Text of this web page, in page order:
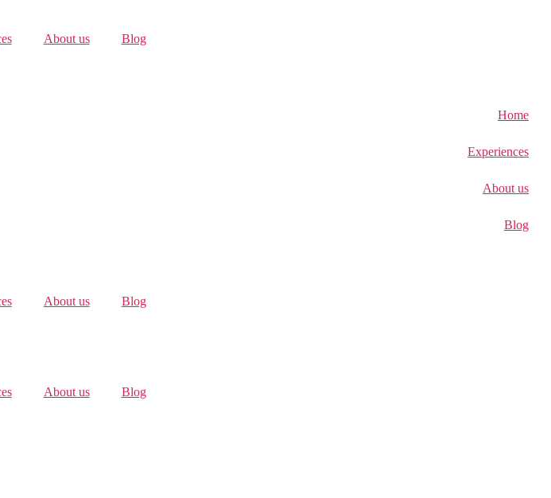
About us Blog
Home
Experiences
About us
Blog
About us Blog
About us Blog